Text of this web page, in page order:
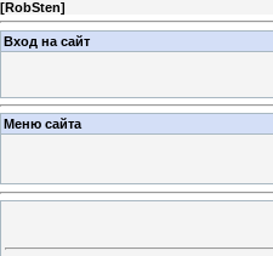
[RobSten]
Вход на сайт
Меню сайта